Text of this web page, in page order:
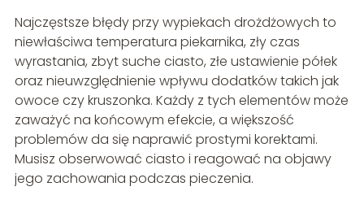
Najczęstsze błędy przy wypiekach drożdżowych to
niewłaściwa temperatura piekarnika, zły czas
wyrastania, zbyt suche ciasto, złe ustawienie półek
oraz nieuwzględnienie wpływu dodatków takich jak
owoce czy kruszonka. Każdy z tych elementów może
zaważyć na końcowym efekcie, a większość
problemów da się naprawić prostymi korektami.
Musisz obserwować ciasto i reagować na objawy
jego zachowania podczas pieczenia.